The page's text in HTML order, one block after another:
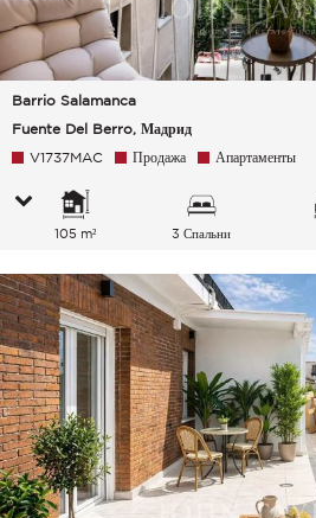
Barrio Salamanca
Fuente Del Berro, Мадрид
V1737MAC Продажа Апартаменты
105 m² 3 Спальни